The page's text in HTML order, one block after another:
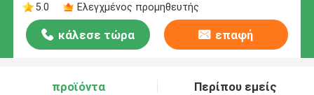
5.0
Ελεγχμένος προμηθευτής
κάλεσε τώρα επαφή
προϊόντα Περίπου εμείς